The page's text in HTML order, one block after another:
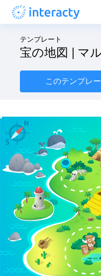
テンプレート
宝の地図 | マ
このテンプレ